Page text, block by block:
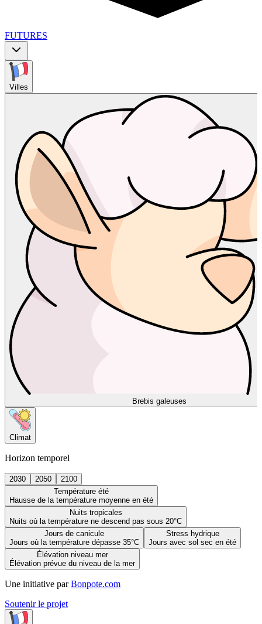
FUTURES
Villes
Brebis galeuses
Climat
Horizon temporel
2030 2050
2100
Température été
Hausse de la température moyenne en été
Nuits tropicales
Nuits où la température ne descend pas sous 20°C
Jours de canicule
Jours où la température dépasse 35°C
Stress hydrique
Jours avec sol sec en été
Élévation niveau mer
Élévation prévue du niveau de la mer
Une initiative par Bonpote.com
Soutenir le projet